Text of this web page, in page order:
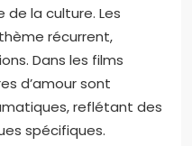
la culture. Les
récurrent,
Dans les films
d’amour sont
reflétant des
spécifiques.